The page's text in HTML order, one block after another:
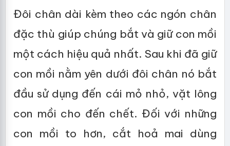
Đôi chân dài kèm theo các ngón chân
đặc thù giúp chúng bắt và giữ con mồi
một cách hiệu quả nhất. Sau khi đã giữ
con mồi nằm yên dưới đôi chân nó bắt
đầu sử dụng đến cái mỏ nhỏ, vặt lông
con mồi cho đến chết. Đối với những
con mồi to hơn, cắt hoả mai dùng